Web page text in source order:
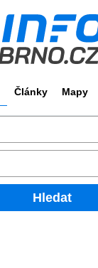
Články Mapy
Hledat